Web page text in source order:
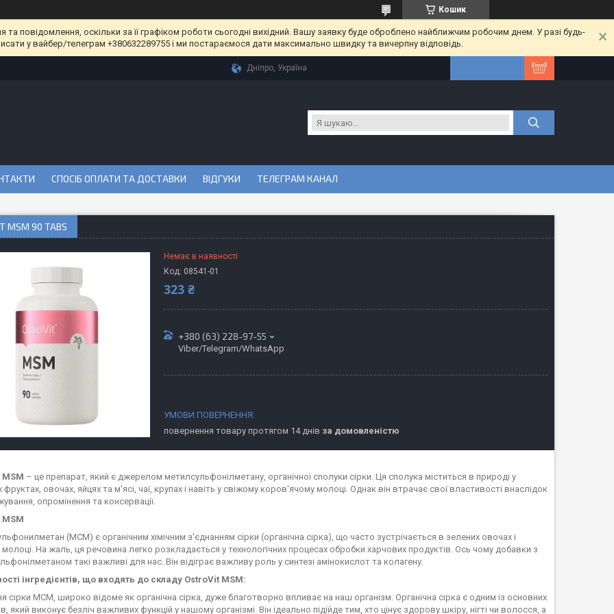
Кошик
повідомлення, оскільки за її графіком роботи сьогодні вихідний. Вашу заявку буде оброблено найближчим робочим днем. У разі будь-
у вайбер/телеграм +380632289755 і ми постараємося дати максимально швидку та вичерпну відповідь.
Дніпро, Україна
СПОСІБ ОПЛАТИ ТА ДОСТАВКИ ВІДГУКИ ТЕЛЕГРАМ КАНАЛ
MSM 90 TABS
Немає в наявності
Код: 08541-01
323 ₴
+380 (63) 228-97-55
Viber/Telegram/WhatsApp
повернення товару протягом 14 днів за домовленістю
– це препарат, який є джерелом метилсульфонілметану, органічної сполуки сірки. Ця сполука міститься в природі у
фруктах, овочах, яйцях та м'ясі, чаї, крупах і навіть у свіжому коров'ячому молоці. Однак він втрачає свої властивості внаслідок
опромінення та консервації.
(МСМ) є органічним хімічним з'єднанням сірки (органічна сірка), що часто зустрічається в зелених овочах і
На жаль, ця речовина легко розкладається у технологічних процесах обробки харчових продуктів. Ось чому добавки з
такі важливі для нас. Він відіграє важливу роль у синтезі амінокислот та колагену.
інгредієнтів, що входять до складу OstroVit MSM:
сірки МСМ, широко відоме як органічна сірка, дуже благотворно впливає на наш організм. Органічна сірка є одним із основних
який виконує безліч важливих функцій у нашому організмі. Він ідеально підійде тим, хто цінує здорову шкіру, нігті чи волосся, а